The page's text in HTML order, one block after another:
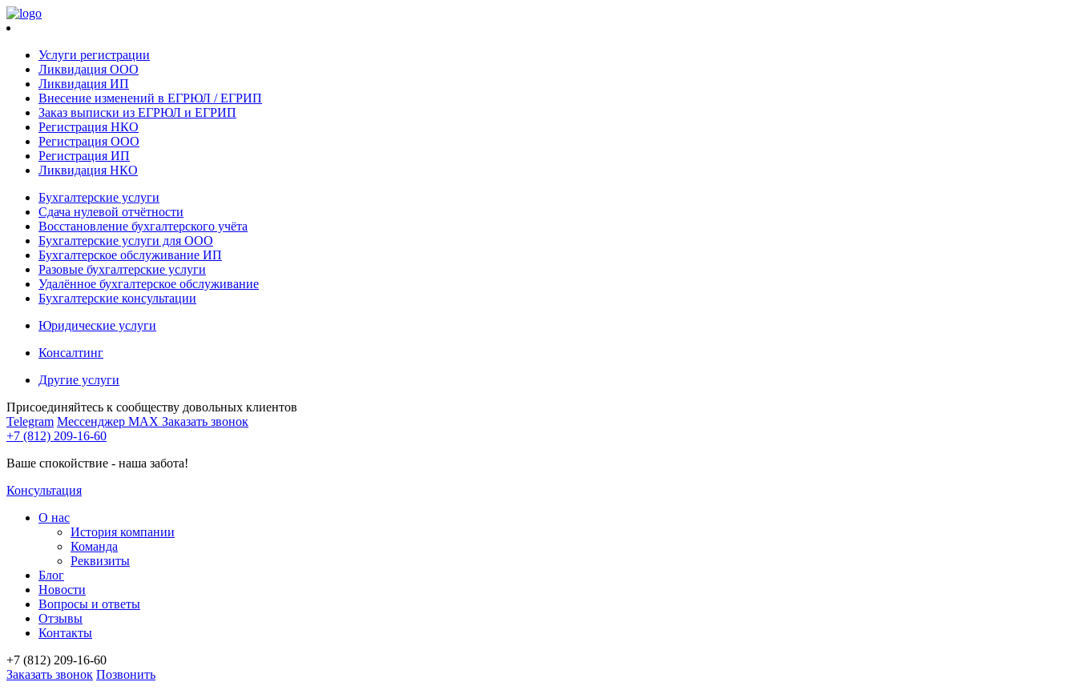
Услуги регистрации
Ликвидация ООО
Ликвидация ИП
Внесение изменений в ЕГРЮЛ / ЕГРИП
Заказ выписки из ЕГРЮЛ и ЕГРИП
Регистрация НКО
Регистрация ООО
Регистрация ИП
Ликвидация НКО
Бухгалтерские услуги
Сдача нулевой отчётности
Восстановление бухгалтерского учёта
Бухгалтерские услуги для ООО
Бухгалтерское обслуживание ИП
Разовые бухгалтерские услуги
Удалённое бухгалтерское обслуживание
Бухгалтерские консультации
Юридические услуги
Консалтинг
Другие услуги
Присоединяйтесь к сообществу довольных клиентов
Telegram Мессенджер MAX Заказать звонок
+7 (812) 209-16-60
Ваше спокойствие - наша забота!
Консультация
О нас
История компании
Команда
Реквизиты
Блог
Новости
Вопросы и ответы
Отзывы
Контакты
+7 (812) 209-16-60
Заказать звонок Позвонить